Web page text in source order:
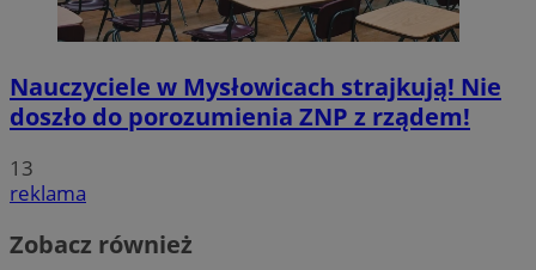
Nauczyciele w Mysłowicach strajkują! Nie
doszło do porozumienia ZNP z rządem!
13
reklama
Zobacz również